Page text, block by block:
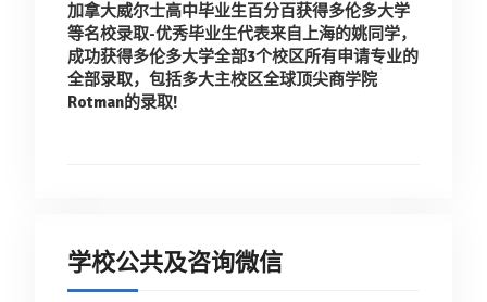
加拿大威尔士高中毕业生百分百获得多伦多大学
等名校录取-优秀毕业生代表来自上海的姚同学，
成功获得多伦多大学全部3个校区所有申请专业的
全部录取， 包括多大主校区全球顶尖商学院
Rotman的录取!
学校公共及咨询微信